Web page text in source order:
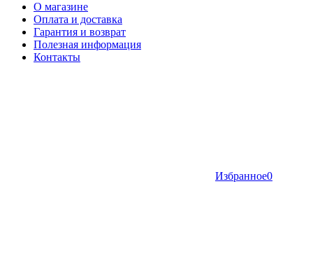
О магазине
Оплата и доставка
Гарантия и возврат
Полезная информация
Контакты
Избранное0